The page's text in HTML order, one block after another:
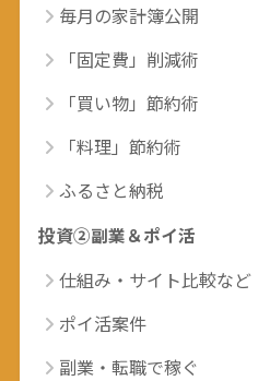
毎月の家計簿公開
「固定費」削減術
「買い物」節約術
「料理」節約術
ふるさと納税
投資②副業＆ポイ活
仕組み・サイト比較など
ポイ活案件
副業・転職で稼ぐ